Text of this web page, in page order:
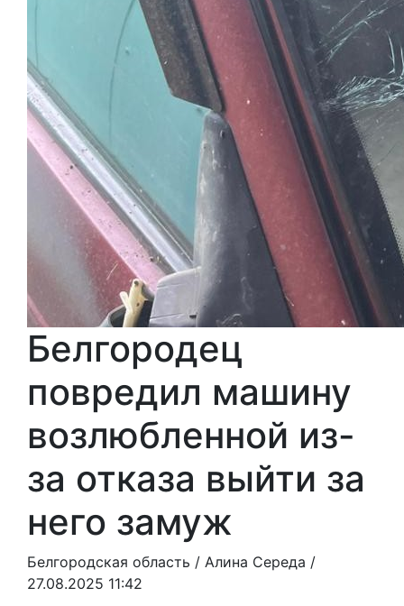
Белгородец
повредил машину
возлюбленной из-
за отказа выйти за
него замуж
Белгородская область / Алина Середа /
27.08.2025 11:42